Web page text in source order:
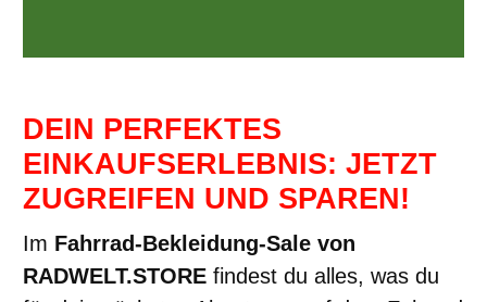
DEIN PERFEKTES
EINKAUFSERLEBNIS: JETZT
ZUGREIFEN UND SPAREN!
Im Fahrrad-Bekleidung-Sale von
RADWELT.STORE findest du alles, was du